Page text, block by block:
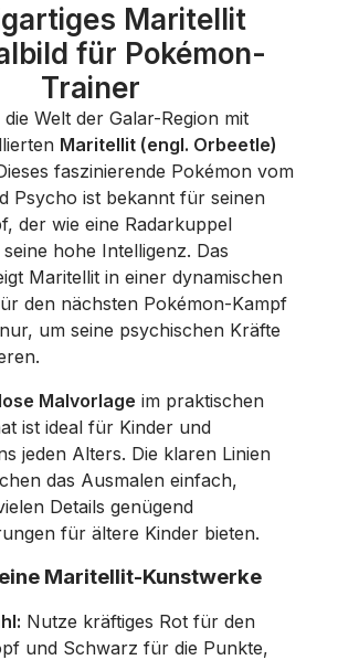
Maritellit
für Pokémon-
Trainer
Welt der Galar-Region mit
Maritellit (engl. Orbeetle)
faszinierende Pokémon vom
Psycho ist bekannt für seinen
der wie eine Radarkuppel
hohe Intelligenz. Das
Maritellit in einer dynamischen
den nächsten Pokémon-Kampf
um seine psychischen Kräfte
Malvorlage im praktischen
ist ideal für Kinder und
jeden Alters. Die klaren Linien
das Ausmalen einfach,
Details genügend
für ältere Kinder bieten.
Maritellit-Kunstwerke
Nutze kräftiges Rot für den
und Schwarz für die Punkte,